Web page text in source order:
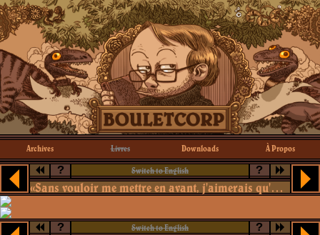
Archives Livres Downloads À Propos
? Switch to English ?
«Sans vouloir me mettre en avant, j'aimerais qu'on rebaptise l'ununoctiun bouletium. Ça sonne mieux.»
? Switch to English ?